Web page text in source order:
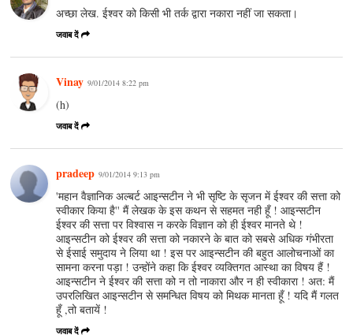
अच्छा लेख. ईश्वर को किसी भी तर्क द्वारा नकारा नहीं जा सकता।
जवाब दें
Vinay 9/01/2014 8:22 pm
(h)
जवाब दें
pradeep 9/01/2014 9:13 pm
'महान वैज्ञानिक अल्बर्ट आइन्सटीन ने भी सृष्टि के सृजन में ईश्‍वर की सत्ता को
स्वीकार किया है'' मैं लेखक के इस कथन से सहमत नही हूँ ! आइन्सटीन
ईश्‍वर की सत्ता पर विश्वास न करके विज्ञान को ही ईश्‍वर मानते थे !
आइन्सटीन को ईश्‍वर की सत्ता को नकारने के बात को सबसे अधिक गंभीरता
से ईसाई समुदाय ने लिया था ! इस पर आइन्सटीन की बहुत आलोचनाओं का
सामना करना पड़ा ! उन्होंने कहा कि ईश्‍वर व्यक्तिगत आस्था का विषय हैं !
आइन्सटीन ने ईश्‍वर की सत्ता को न तो नाकारा और न ही स्वीकारा ! अत: मैं
उपरलिखित आइन्सटीन से समन्धित विषय को मिथक मानता हूँ ! यदि मैं गलत
हूँ ,तो बतायें !
जवाब दें